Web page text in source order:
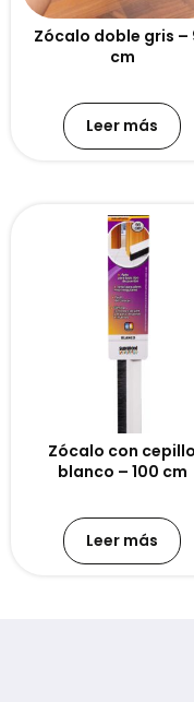
Zócalo doble gris –
cm
Leer más
Zócalo con cepillo
blanco – 100 cm
Leer más